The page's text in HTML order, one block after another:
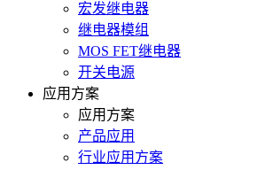
宏发继电器
继电器模组
MOS FET继电器
开关电源
应用方案
应用方案
产品应用
行业应用方案